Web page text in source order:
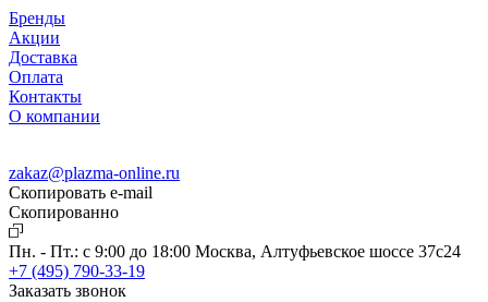
Бренды
Акции
Доставка
Оплата
Контакты
О компании
zakaz@plazma-online.ru
Скопировать e-mail
Cкопированно
Пн. - Пт.: с 9:00 до 18:00 Москва, Алтуфьевское шоссе 37с24
+7 (495) 790-33-19
Заказать звонок